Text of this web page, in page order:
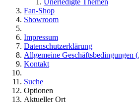
Unerledigte Themen
Fan-Shop
Showroom
Impressum
Datenschutzerklärung
Allgemeine Geschäftsbedingungen
Kontakt
Suche
Optionen
Aktueller Ort